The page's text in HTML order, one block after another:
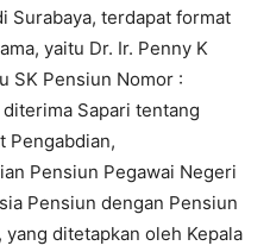
Surabaya, terdapat format
yaitu Dr. Ir. Penny K
SK Pensiun Nomor :
Sapari tentang
Pengabdian,
Pensiun Pegawai Negeri
Pensiun dengan Pensiun
ditetapkan oleh Kepala